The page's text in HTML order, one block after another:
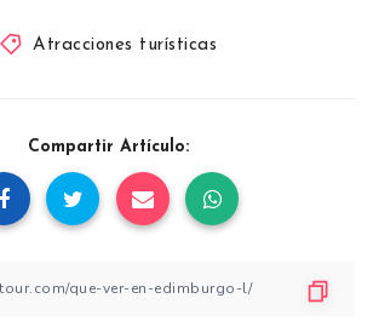
Atracciones turísticas
Compartir Artículo: